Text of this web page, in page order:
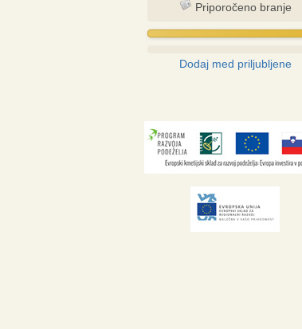
Priporočeno branje
Dodaj med priljubljene